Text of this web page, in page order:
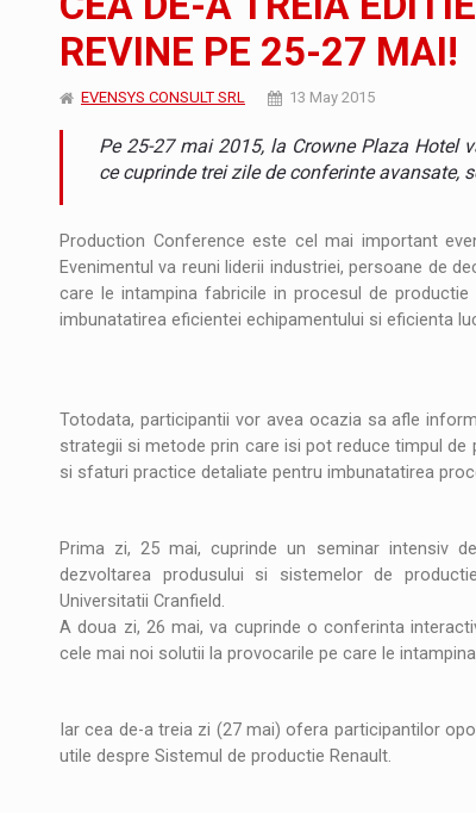
ARTICOLE Producatorii si comerciantii care
INTERVIURI LEADERSHIP IN MISCARE
INTERVIURI CU BATERIILE PERMANENT
INTERVIURI OUR EDGE WILL COME FROM
INTERVIURI COFFEE IS OUR LOVE LANGUAGE
STIRI Fondul de investitii BoldMind si
RANGE ROVER DEZVALUIE AL
STIRI Noul Mercedes-Benz VLE este
STIRI JAECOO 5 SHS-H a ajuns in Romania
ARTICOLE Proteinmaxxing and the Future of
REVINE PE 25-27 MAI!
EVENSYS CONSULT SRL 13 May 2015
Pe 25-27 mai 2015, la Crowne Plaza Hotel
ce cuprinde trei zile de conferinte avansate,
Production Conference este cel mai important
Evenimentul va reuni liderii industriei, persoane de
care le intampina fabricile in procesul de
imbunatatirea eficientei echipamentului si eficienta
Totodata, participantii vor avea ocazia sa afle
strategii si metode prin care isi pot reduce timpul
si sfaturi practice detaliate pentru imbunatatirea
Prima zi, 25 mai, cuprinde un seminar intensiv
dezvoltarea produsului si sistemelor de
Universitatii Cranfield.
A doua zi, 26 mai, va cuprinde o conferinta
cele mai noi solutii la provocarile pe care le
Iar cea de-a treia zi (27 mai) ofera participantilor
utile despre Sistemul de productie Renault.